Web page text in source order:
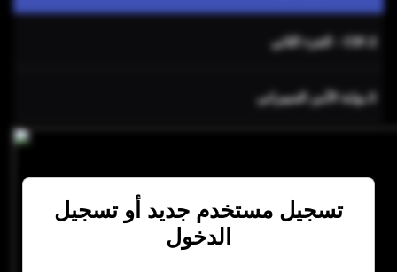
2.CSF - الجزء الثاني
3.بوابة الأمن السيبراني
تسجيل مستخدم جديد أو تسجيل
الدخول